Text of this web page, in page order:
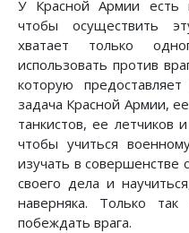
У Красной Армии есть
чтобы осуществить
хватает только
использовать против
которую
задача Красной Армии,
танкистов, ее летчиков
чтобы учиться
изучать в совершенстве
своего дела и
наверняка. Только так
побеждать врага.